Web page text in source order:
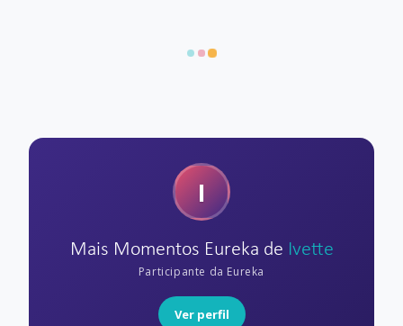
I
Mais Momentos Eureka de Ivette
Participante da Eureka
Ver perfil